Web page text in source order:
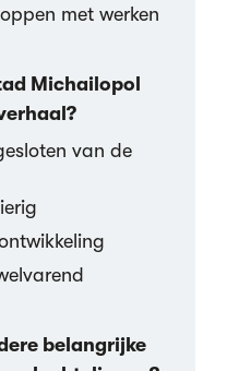
met werken
Michailopol
van de
belangrijke